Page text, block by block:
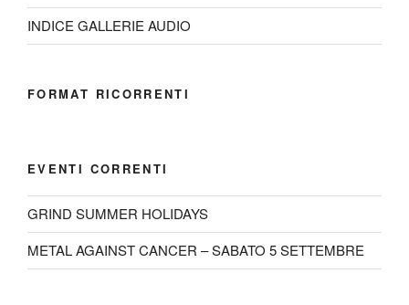
INDICE GALLERIE AUDIO
FORMAT RICORRENTI
EVENTI CORRENTI
GRIND SUMMER HOLIDAYS
METAL AGAINST CANCER – SABATO 5 SETTEMBRE